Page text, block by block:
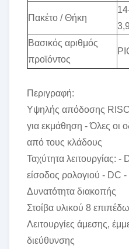
Πακέτο / Θήκη
Βασικός αριθμός
προϊόντος
Περιγραφή:
Υψηλής απόδοσης
για εκμάθηση - Όλες οι
από τους κλάδους
Ταχύτητα λειτουργίας:
είσοδος ρολογιού - DC
Δυνατότητα διακοπής
Στοίβα υλικού 8
Λειτουργίες άμεσης,
διεύθυνσης